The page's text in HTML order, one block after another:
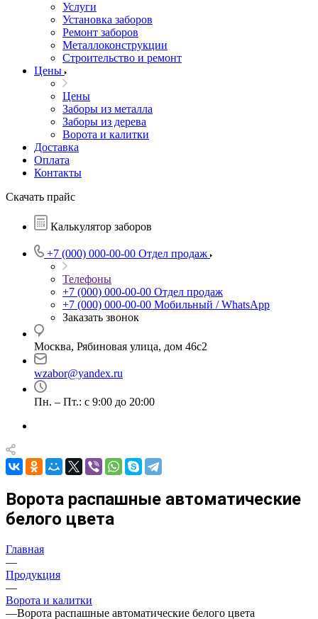
Услуги
Установка заборов
Ремонт заборов
Металлоконструкции
Строительство и ремонт
Цены
Цены
Заборы из металла
Заборы из дерева
Ворота и калитки
Доставка
Оплата
Контакты
Скачать прайс
Калькулятор заборов
+7 (000) 000-00-00 Отдел продаж
Телефоны
+7 (000) 000-00-00 Отдел продаж
+7 (000) 000-00-00 Мобильный / WhatsApp
Заказать звонок
Москва, Рябиновая улица, дом 46с2
wzabor@yandex.ru
Пн. – Пт.: с 9:00 до 20:00
Ворота распашные автоматические
белого цвета
Главная
—
Продукция
—
Ворота и калитки
—Ворота распашные автоматические белого цвета